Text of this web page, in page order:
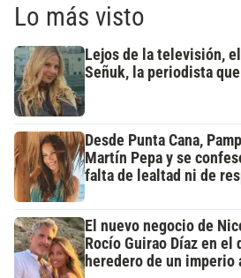
Lo más visto
Lejos de la televisión,
Señuk, la periodista
Desde Punta Cana,
Martín Pepa y se
falta de lealtad ni de
El nuevo negocio de
Rocío Guirao Díaz en el
heredero de un